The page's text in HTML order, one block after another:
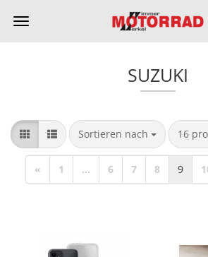
SUZUKI
Sortieren nach
Sortieren nach 16
pro
« 1 ... 6 7 8 9